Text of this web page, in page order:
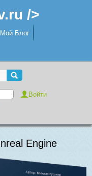
/>
Мой Блог
Engine